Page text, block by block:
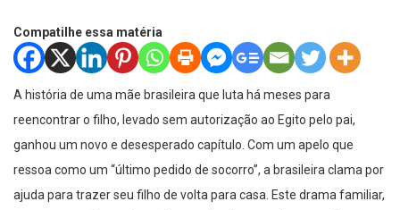
Compatilhe essa matéria
A história de uma mãe brasileira que luta há meses para
reencontrar o filho, levado sem autorização ao Egito pelo pai,
ganhou um novo e desesperado capítulo. Com um apelo que
ressoa como um “último pedido de socorro”, a brasileira clama por
ajuda para trazer seu filho de volta para casa. Este drama familiar,